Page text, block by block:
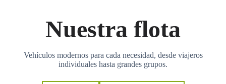
Nuestra flota
Vehículos modernos para cada necesidad, desde viajeros
individuales hasta grandes grupos.